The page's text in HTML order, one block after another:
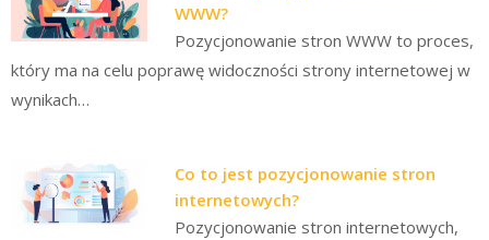
WWW?
Pozycjonowanie stron WWW to proces,
który ma na celu poprawę widoczności strony internetowej w
wynikach…
Co to jest pozycjonowanie stron
internetowych?
Pozycjonowanie stron internetowych,